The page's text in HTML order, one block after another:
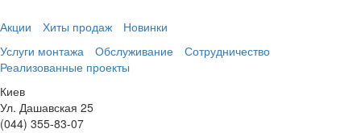
Акции Хиты продаж
Новинки
Услуги монтажа
Обслуживание
Сотрудничество
Реализованные проекты
Киев
Ул. Дашавская 25
(044) 355-83-07